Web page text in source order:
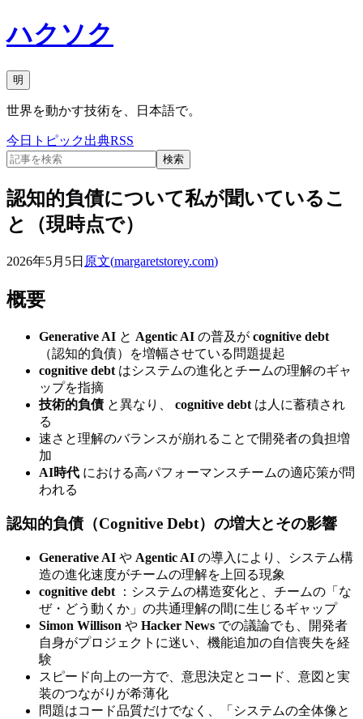
ハクソク
明
世界を動かす技術を、日本語で。
今日 トピック出典RSS
検索
認知的負債について私が聞いているこ
と（現時点で）
2026年5月5日 原文(margaretstorey.com)
概要
Generative AI と Agentic AI の普及が cognitive debt
（認知的負債）を増幅させている問題提起
cognitive debt はシステムの進化とチームの理解のギャ
ップを指摘
技術的負債と異なり、 cognitive debt は人に蓄積され
る
速さと理解のバランスが崩れることで開発者の負担増
加
AI時代 における高パフォーマンスチームの適応策が問
われる
認知的負債（Cognitive Debt）の増大とその影響
Generative AI や Agentic AI の導入により、システム構
造の進化速度がチームの理解を上回る現象
cognitive debt ：システムの構造変化と、チームの「な
ぜ・どう動くか」の共通理解の間に生じるギャップ
Simon Willison や Hacker News での議論でも、開発者
自身がプロジェクトに迷い、機能追加の自信喪失を経
験
スピード向上の一方で、意思決定とコード、意図と実
装のつながりが希薄化
問題はコード品質だけでなく、「システムの全体像と